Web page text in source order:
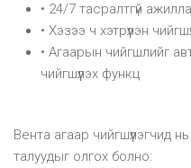
• 24/7 тасралтгүй
• Хэзээ ч хэтрүүлэн
• Агаарын чийгшлийг
чийгшүүлэх функц
Вента агаар чийгшүүлэгчид
талуудыг олгох болно: